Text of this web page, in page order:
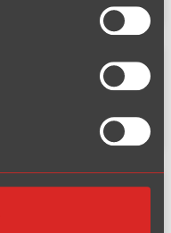
Filtrera produkter